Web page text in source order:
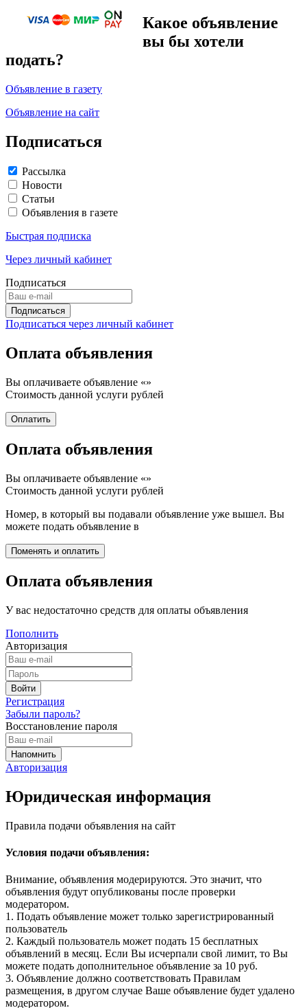
Какое объявление
вы бы хотели
подать?
Объявление в газету
Объявление на сайт
Подписаться
Рассылка
Новости
Статьи
Объявления в газете
Быстрая подписка
Через личный кабинет
Подписаться
Подписаться через личный кабинет
Оплата объявления
Вы оплачиваете объявление «»
Стоимость данной услуги рублей
Оплата объявления
Вы оплачиваете объявление «»
Стоимость данной услуги рублей
Номер, в который вы подавали объявление уже вышел. Вы
можете подать объявление в
Оплата объявления
У вас недостаточно средств для оплаты объявления
Пополнить
Авторизация
Регистрация
Забыли пароль?
Восстановление пароля
Авторизация
Юридическая информация
Правила подачи объявления на сайт
Условия подачи объявления:
Внимание, объявления модерируются. Это значит, что
объявления будут опубликованы после проверки
модератором.
1. Подать объявление может только зарегистрированный
пользователь
2. Каждый пользователь может подать 15 бесплатных
объявлений в месяц. Если Вы исчерпали свой лимит, то Вы
можете подать дополнительное объявление за 10 руб.
3. Объявление должно соответствовать Правилам
размещения, в другом случае Ваше объявление будет удалено
модератором.